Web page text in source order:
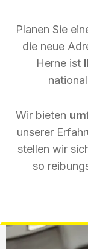
Planen Sie
die neue
Herne ist
Wir bieten
unserer
stellen wir
so